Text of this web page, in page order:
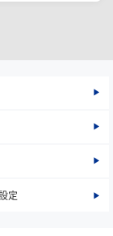
定